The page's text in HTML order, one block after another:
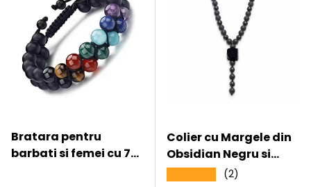
Bratara pentru
barbati si femei cu 7
Colier cu Margele din
Obsidian Negru si
Onyx model Y Piatra
(2)